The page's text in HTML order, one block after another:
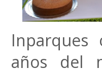
Inparques
años del